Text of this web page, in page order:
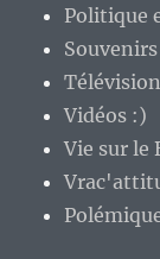
Politique
Souvenirs
Télévision
Vidéos :)
Vie sur le